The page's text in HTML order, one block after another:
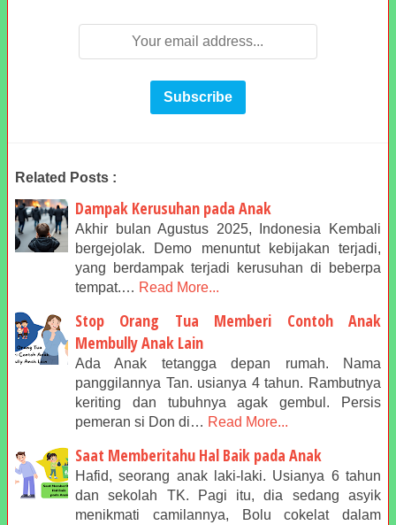
Related Posts :
Dampak Kerusuhan pada Anak
Akhir bulan Agustus 2025, Indonesia Kembali
bergejolak. Demo menuntut kebijakan terjadi,
yang berdampak terjadi kerusuhan di beberpa
tempat.… Read More...
Stop Orang Tua Memberi Contoh Anak
Membully Anak Lain
Ada Anak tetangga depan rumah. Nama
panggilannya Tan. usianya 4 tahun. Rambutnya
keriting dan tubuhnya agak gembul. Persis
pemeran si Don di… Read More...
Saat Memberitahu Hal Baik pada Anak
Hafid, seorang anak laki-laki. Usianya 6 tahun
dan sekolah TK. Pagi itu, dia sedang asyik
menikmati camilannya, Bolu cokelat dalam